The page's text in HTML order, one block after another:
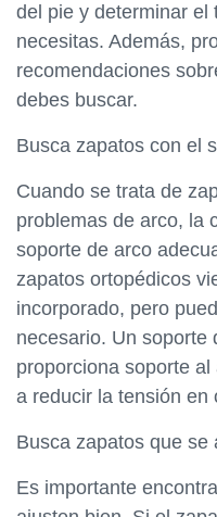
del pie y determinar el
necesitas. Además,
recomendaciones
debes buscar.
Busca zapatos con el
Cuando se trata de
problemas de arco, la
soporte de arco
zapatos ortopédicos
incorporado, pero
necesario. Un soporte
proporciona soporte
a reducir la tensión en
Busca zapatos que se
Es importante